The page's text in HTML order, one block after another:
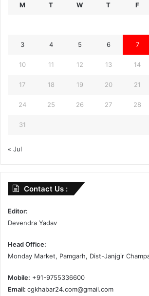
M T W T F
3 4 5 6 7
10 11 12 13 14
17 18 19 20 21
24 25 26 27 28
31
« Jul
Contact Us :
Editor:
Devendra Yadav
Head Office:
Monday Market, Pamgarh, Dist-Janjgir
Mobile: +91-9755336600
Email: cgkhabar24.com@gmail.com